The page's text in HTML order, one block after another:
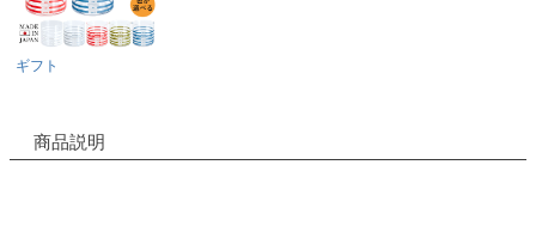
ギフト
商品説明